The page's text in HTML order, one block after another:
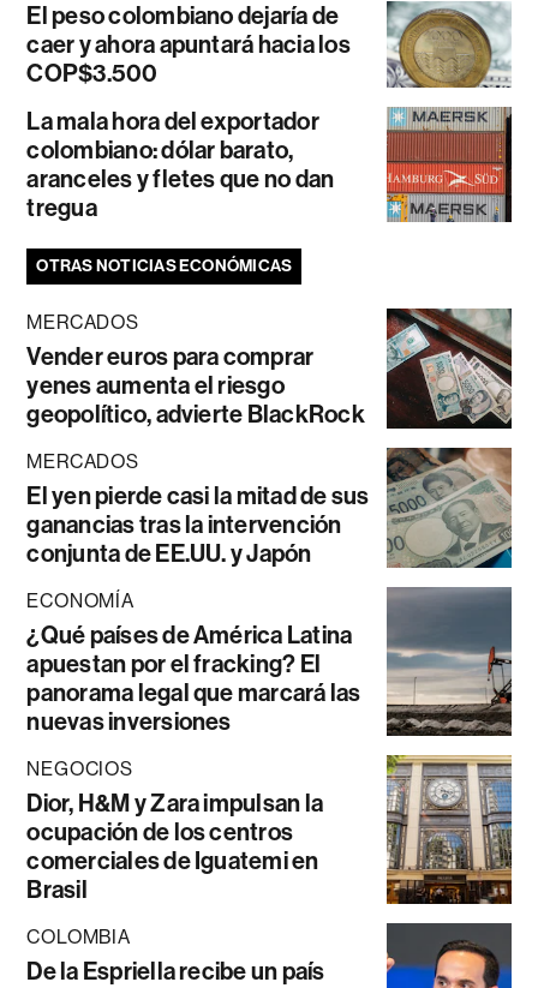
El peso colombiano dejaría de
caer y ahora apuntará hacia los
COP$3.500
La mala hora del exportador
colombiano: dólar barato,
aranceles y fletes que no dan
tregua
OTRAS NOTICIAS ECONÓMICAS
MERCADOS
Vender euros para comprar
yenes aumenta el riesgo
geopolítico, advierte BlackRock
MERCADOS
El yen pierde casi la mitad de sus
ganancias tras la intervención
conjunta de EE.UU. y Japón
ECONOMÍA
¿Qué países de América Latina
apuestan por el fracking? El
panorama legal que marcará las
nuevas inversiones
NEGOCIOS
Dior, H&M y Zara impulsan la
ocupación de los centros
comerciales de Iguatemi en
Brasil
COLOMBIA
De la Espriella recibe un país